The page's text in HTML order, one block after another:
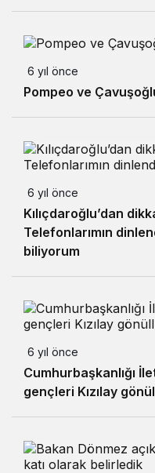
6 yıl önce
Pompeo ve
6 yıl önce
Kılıçdaroğlu’dan
Telefonlarımın
biliyorum
6 yıl önce
Cumhurbaşkanlığı
gençleri Kızılay